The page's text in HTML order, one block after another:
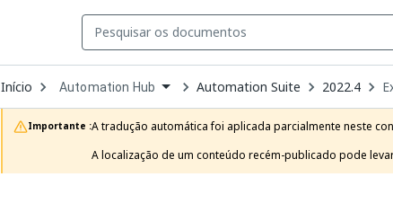
Início Open
Dropdown
to
choose
product
Automation Hub Automation Suite 2022.4
Importante :A tradução automática foi aplicada parcialmente neste
A localização de um conteúdo recém-publicado pode